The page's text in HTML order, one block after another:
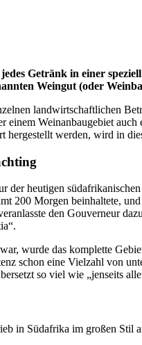
Getränk in einer
Weingut (oder
landwirtschaftlichen
einem Weinanbaugebiet
hergestellt werden, wird in
der heutigen
200 Morgen beinhaltete,
den Gouverneur
wurde das komplette
schon eine Vielzahl von
so viel wie „jenseits
in Südafrika im großen Stil